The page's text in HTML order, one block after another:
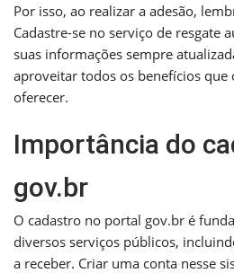
Por isso, ao realizar a adesão,
Cadastre-se no serviço de resgate
suas informações sempre
aproveitar todos os benefícios que
oferecer.
Importância do
gov.br
O cadastro no portal gov.br é
diversos serviços públicos,
a receber. Criar uma conta nesse